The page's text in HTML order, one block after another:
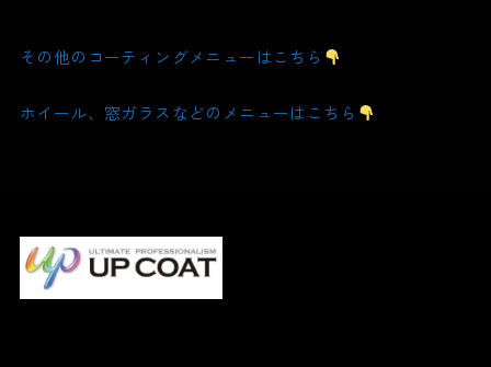
その他のコーティングメニューはこちら
ホイール、窓ガラスなどのメニューはこちら